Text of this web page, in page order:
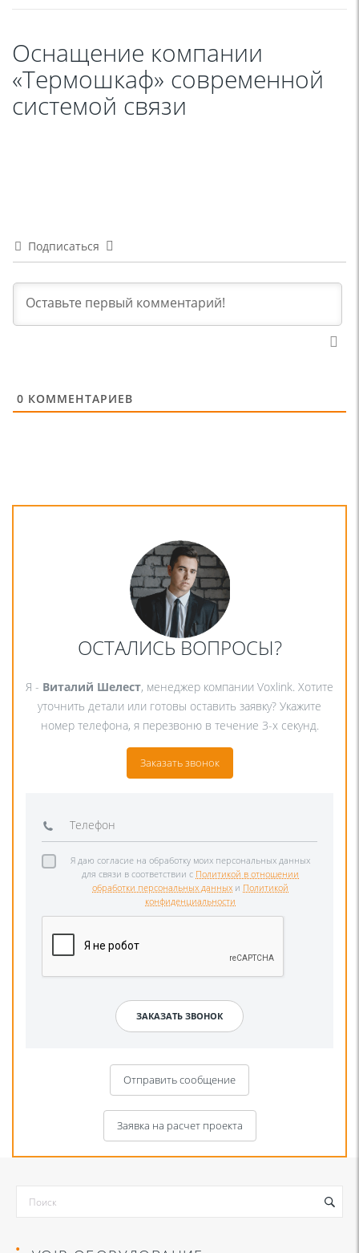
Оснащение компании
«Термошкаф» современной
системой связи
Подписаться
0 КОММЕНТАРИЕВ
ОСТАЛИСЬ ВОПРОСЫ?
Я - Виталий Шелест, менеджер компании Voxlink. Хотите
уточнить детали или готовы оставить заявку? Укажите
номер телефона, я перезвоню в течение 3-х секунд.
Заказать звонок
Я даю согласие на обработку моих персональных данных
для связи в соответствии с Политикой в отношении
обработки персональных данных и Политикой
конфиденциальности
Отправить сообщение
Заявка на расчет проекта